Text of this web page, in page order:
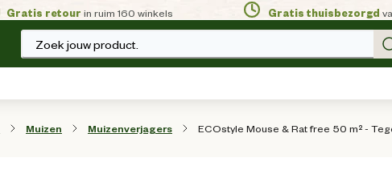
Gratis retour in ruim 160 winkels Gratis thuisbezorgd
Zoek jouw product.
Muizen Muizenverjagers ECOstyle Mouse & Rat free 50 m² -